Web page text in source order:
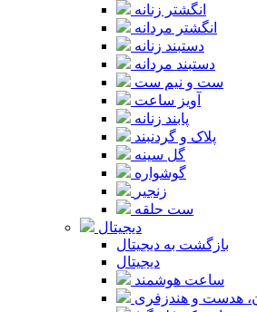
انگشتر زنانه
انگشتر مردانه
دستبند زنانه
دستبند مردانه
ست و نیم ست
آویز ساعت
پابند زنانه
پلاک و گردنبند
گل سینه
گوشواره
زنجیر
ست حلقه
دیجیتال
بازگشت به دیجیتال
دیجیتال
ساعت هوشمند
هدست و هندزفری